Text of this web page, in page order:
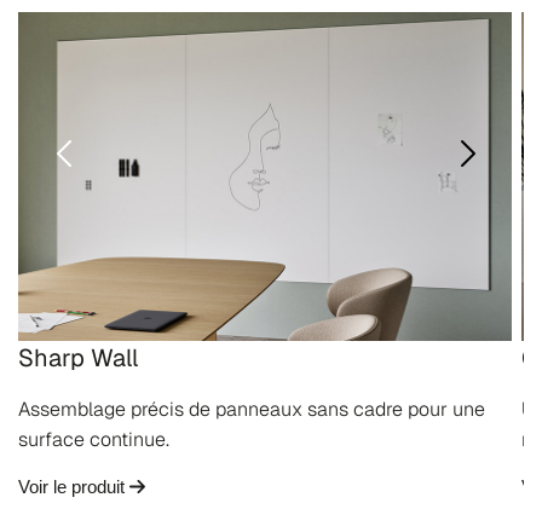
Sharp Wall
Assemblage précis de panneaux sans cadre pour une
surface continue.
Voir le produit